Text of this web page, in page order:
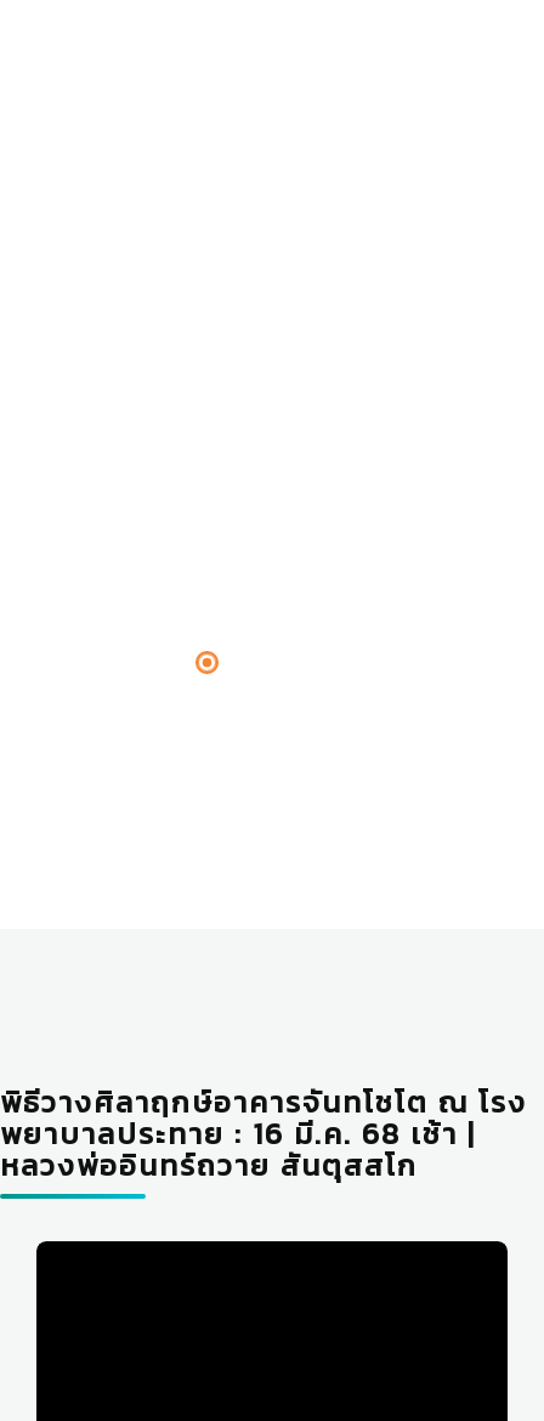
พิธีวางศิลาฤกษ์อาคารจันทโชโต ณ โรง
พยาบาลประทาย : 16 มี.ค. 68 เช้า |
หลวงพ่ออินทร์ถวาย สันตุสสโก